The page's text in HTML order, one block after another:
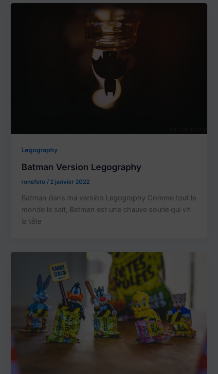
Legography
Batman Version Legography
ronefoto/ 2 janvier 2022
Batman dans ma version Legography Comme tout le
monde le sait, Batman est une chauve sourie qui vit
la tête